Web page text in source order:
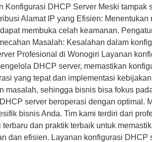
DHCP Server Meski
Alamat IP yang Efisien:
membuka celah keamanan.
Masalah: Kesalahan dalam
Profesional di Wonogiri Layanan
DHCP server, memastikan
yang tepat dan implementasi
sehingga bisnis bisa fokus
server beroperasi dengan
bisnis Anda. Tim kami terdiri dari
dan praktik terbaik untuk
dan efisien. Layanan konfigurasi